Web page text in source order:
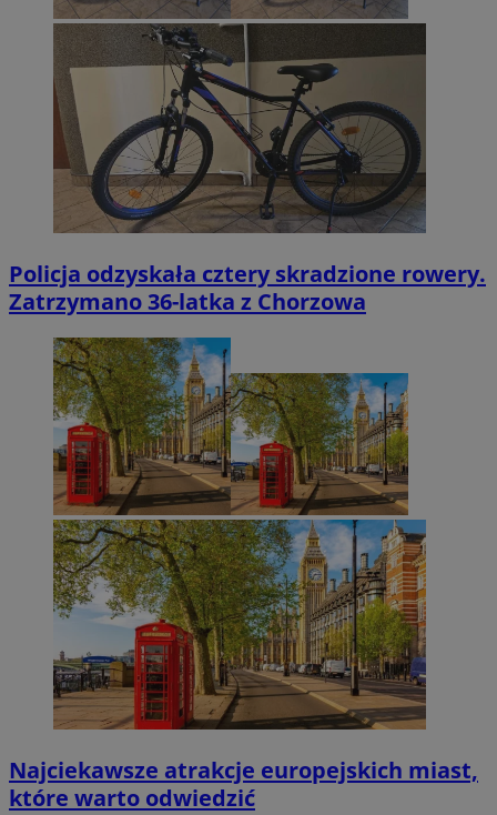
Policja odzyskała cztery skradzione rowery.
Zatrzymano 36-latka z Chorzowa
Najciekawsze atrakcje europejskich miast,
które warto odwiedzić